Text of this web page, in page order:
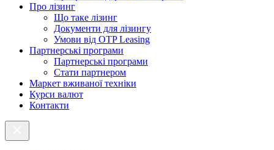
Про лізинг
Що таке лізинг
Документи для лізингу
Умови від OTP Leasing
Партнерські програми
Партнерські програми
Стати партнером
Маркет вживаної техніки
Курси валют
Контакти